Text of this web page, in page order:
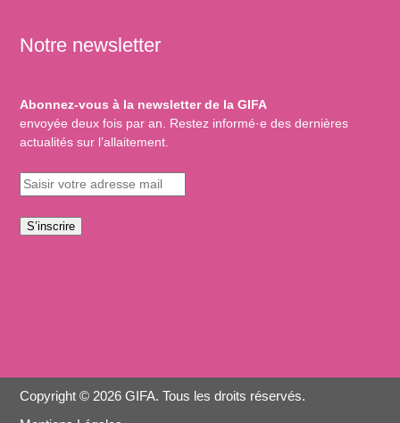
Notre newsletter
Abonnez-vous à la newsletter de la GIFA
envoyée deux fois par an. Restez informé·e des dernières
actualités sur l’allaitement.
S’inscrire
Copyright © 2026 GIFA. Tous les droits réservés.